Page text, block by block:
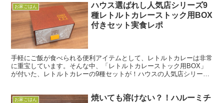
お家ごはん
ハウス選ばれし人気店シリーズ9
種レトルトカレーストック用BOX
付きセット実食レポ
手軽にご飯が食べられる便利アイテムとして、レトルトカレーは非常
に重宝しています。そんな中、「レトルトカレーストック用BOX」
が付いた、レトルトカレーの9種セットが！ハウスの人気店シリーズ
お家ごはん
焼いても溶けない？！ハルーミチ